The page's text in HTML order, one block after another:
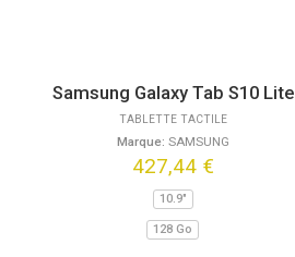
TABLETTE TACTILE
Marque: SAMSUNG
Samsung Galaxy Tab S10 Lite
427,44 €
10.9"
128 Go